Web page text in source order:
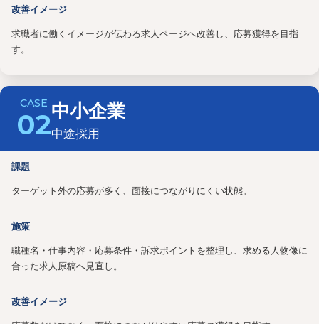
改善イメージ
求職者に働くイメージが伝わる求人ページへ改善し、応募獲得を目指
す。
02中小企業
中途採用
課題
ターゲット外の応募が多く、面接につながりにくい状態。
施策
職種名・仕事内容・応募条件・訴求ポイントを整理し、求める人物像に
合った求人原稿へ見直し。
改善イメージ